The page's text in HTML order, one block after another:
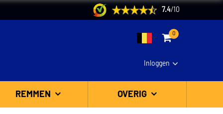
7.4/ 10
0
Inloggen
REMMEN OVERIG